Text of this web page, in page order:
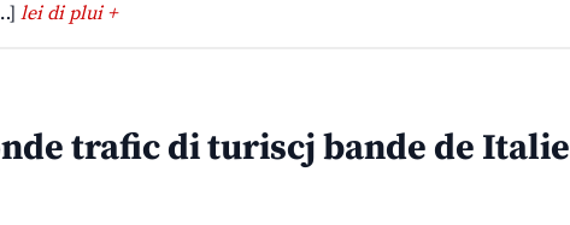
lei di plui +
trafic di turiscj bande de Italie